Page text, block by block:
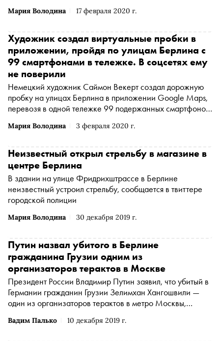
Мария Володина 17 февраля 2020 г.
говорится в совместном расследовании Bellingcat,
зарегистрированное в Риге, Латвийская Республика,
являющееся администратором доменного имени
интернет-издания «The Insider SIA», https://theins.ru
признано иностранным агентом*)и Der Spiegel
Мария Володина 3 февраля 2020 г.
Художник создал виртуальные пробки в
приложении, пройдя по улицам Берлина с
99 смартфонами в тележке. В соцсетях ему
не поверили
Немецкий художник Саймон Векерт создал дорожную
пробку на улицах Берлина в приложении Google Maps,
перевозя в одной тележке 99 подержанных смартфонов
блоге
Мария Володина 30 декабря 2019 г.
Неизвестный открыл стрельбу в магазине в
центре Берлина
В здании на улице Фридрихштрассе в Берлине
неизвестный устроил стрельбу, сообщается в твиттере
городской полиции
Вадим Палько 10 декабря 2019 г.
Путин назвал убитого в Берлине
гражданина Грузии одним из
организаторов терактов в Москве
Президент России Владимир Путин заявил, что убитый в
Германии гражданин Грузии Зелимхан Хангошвили —
один из организаторов терактов в метро Москвы,
признана иностранным агентом*